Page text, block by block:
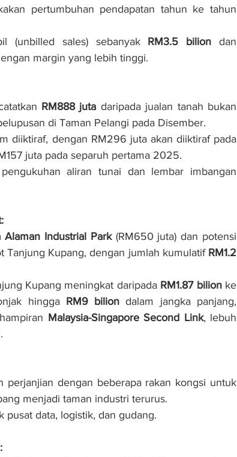
pertumbuhan pendapatan tahun ke tahun
(unbilled sales) sebanyak RM3.5 bilion dan
margin yang lebih tinggi.
RM888 juta daripada jualan tanah bukan
di Taman Pelangi pada Disember.
diiktiraf, dengan RM296 juta akan diiktiraf pada
juta pada separuh pertama 2025.
aliran tunai dan lembar imbangan
Alaman Industrial Park (RM650 juta) dan potensi
Tanjung Kupang, dengan jumlah kumulatif RM1.2
Kupang meningkat daripada RM1.87 bilion
hingga RM9 bilion dalam jangka panjang,
Malaysia-Singapore Second Link, lebuh
perjanjian dengan beberapa rakan kongsi untuk
menjadi taman industri terurus.
data, logistik, dan gudang.